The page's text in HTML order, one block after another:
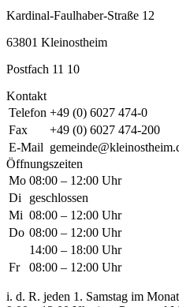
Kardinal-Faulhaber-Straße 12
63801 Kleinostheim
Postfach 11 10
Kontakt
Telefon +49 (0) 6027 474-0
Fax
+49 (0) 6027 474-200
E-Mail
Öffnungszeiten
Mo 08:00 – 12:00 Uhr
Di
geschlossen
Mi 08:00 – 12:00 Uhr
Do 08:00 – 12:00 Uhr
14:00 – 18:00 Uhr
Fr
08:00 – 12:00 Uhr
i. d. R. jeden 1. Samstag im Monat